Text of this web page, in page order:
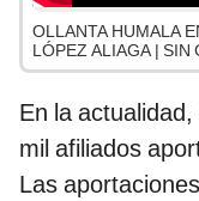
OLLANTA HUMALA
LÓPEZ ALIAGA | SIN
En la
mil afiliados
Las